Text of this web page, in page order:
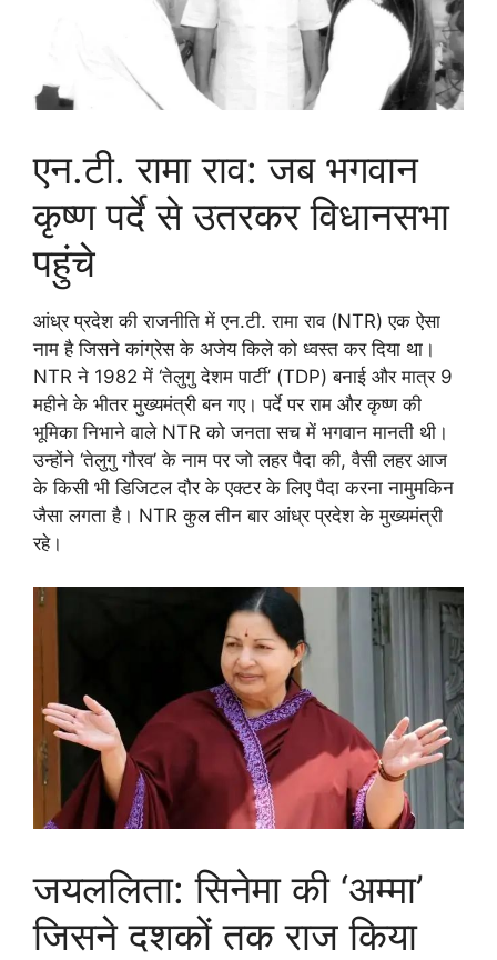
एन.टी. रामा राव: जब भगवान
कृष्ण पर्दे से उतरकर विधानसभा
पहुंचे
आंध्र प्रदेश की राजनीति में एन.टी. रामा राव (NTR) एक ऐसा
नाम है जिसने कांग्रेस के अजेय किले को ध्वस्त कर दिया था।
NTR ने 1982 में ‘तेलुगु देशम पार्टी’ (TDP) बनाई और मात्र 9
महीने के भीतर मुख्यमंत्री बन गए। पर्दे पर राम और कृष्ण की
भूमिका निभाने वाले NTR को जनता सच में भगवान मानती थी।
उन्होंने ‘तेलुगु गौरव’ के नाम पर जो लहर पैदा की, वैसी लहर आज
के किसी भी डिजिटल दौर के एक्टर के लिए पैदा करना नामुमकिन
जैसा लगता है। NTR कुल तीन बार आंध्र प्रदेश के मुख्यमंत्री
रहे।
जयललिता: सिनेमा की ‘अम्मा’
जिसने दशकों तक राज किया